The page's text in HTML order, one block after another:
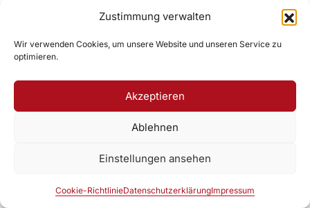
Zustimmung verwalten
Wir verwenden Cookies, um unsere Website und unseren Service zu
optimieren.
Akzeptieren
Ablehnen
Einstellungen ansehen
Cookie-RichtlinieDatenschutzerklärungImpressum
Unser YouTube-Kanal
Zur DAV Webseite